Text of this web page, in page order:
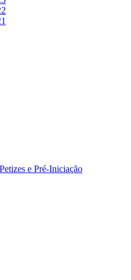
e Pré-Iniciação